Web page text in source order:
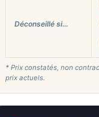
Déconseillé si…
* Prix constatés, non
prix actuels.